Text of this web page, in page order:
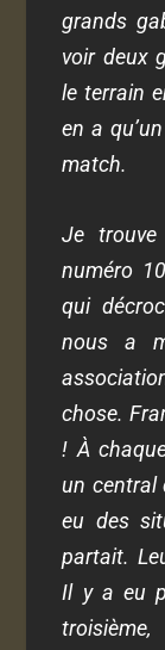
grands
voir deux
le terrain
en a
match.
Je
numéro
qui
nous a
chose.
! À
un central
eu des
partait.
Il y a eu